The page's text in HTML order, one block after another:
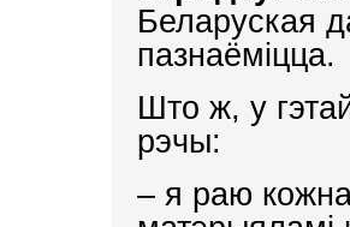
Беларуская
пазнаёміцца.
Што ж, у
рэчы:
– я раю